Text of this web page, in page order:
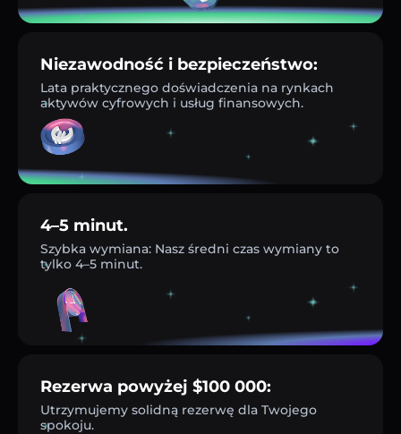
Niezawodność i bezpieczeństwo:
Lata praktycznego doświadczenia na rynkach
aktywów cyfrowych i usług finansowych.
4–5 minut.
Szybka wymiana: Nasz średni czas wymiany to
tylko 4–5 minut.
Rezerwa powyżej $100 000:
Utrzymujemy solidną rezerwę dla Twojego
spokoju.